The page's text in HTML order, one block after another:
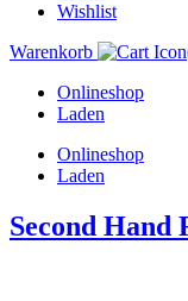
Wishlist
Warenkorb
Onlineshop
Laden
Onlineshop
Laden
Second Hand